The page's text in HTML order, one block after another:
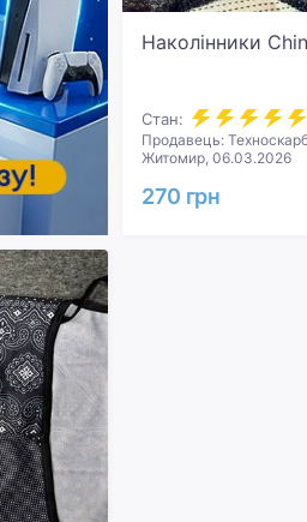
Наколінники
Стан:
Продавець:
Житомир, 06.03.2026
270 грн